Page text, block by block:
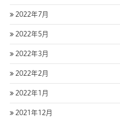
2022年7月
2022年5月
2022年3月
2022年2月
2022年1月
2021年12月